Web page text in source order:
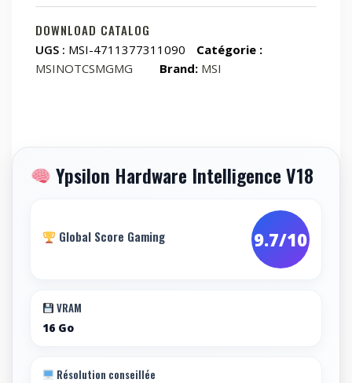
16i
QHD+
240Hz
Intel
GeForce
DDR5
11
Home
BE
DOWNLOAD CATALOG
UGS : MSI-4711377311090
Catégorie :
MSINOTCSMGMG
Brand: MSI
Ypsilon Hardware Intelligence V18
Global Score Gaming 9.7/10
VRAM
16 Go
Résolution conseillée